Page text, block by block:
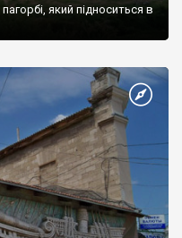
який підноситься в